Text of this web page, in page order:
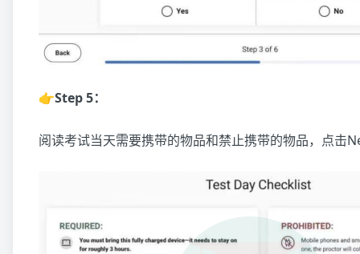
👉Step 5：
阅读考试当天需要携带的物品和禁止携带的物品，点击